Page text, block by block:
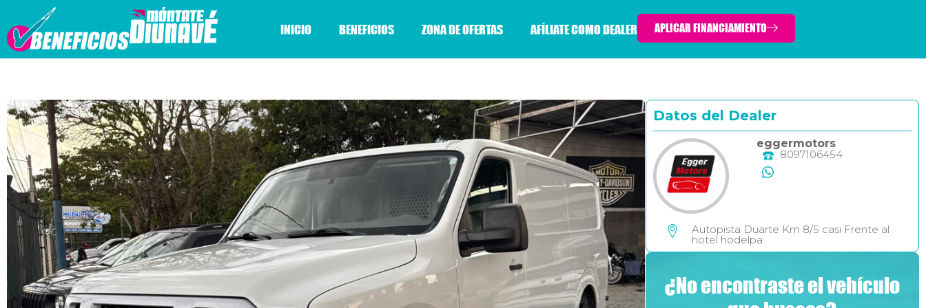
INICIO BENEFICIOS ZONA DE OFERTAS AFÍLIATE COMO DEALER APLICAR FINANCIAMIENTO
Datos del Dealer
eggermotors
8097106454
Autopista Duarte Km 8/5 casi Frente al
hotel hodelpa
¿No encontraste el vehículo